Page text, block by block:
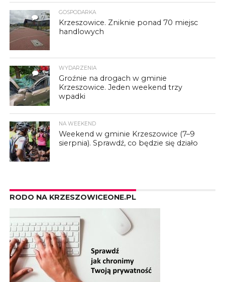
7
GOSPODARKA
Krzeszowice. Zniknie ponad 70 miejsc
handlowych
3
WYDARZENIA
Groźnie na drogach w gminie
Krzeszowice. Jeden weekend trzy
wpadki
NA WEEKEND
Weekend w gminie Krzeszowice (7–9
sierpnia). Sprawdź, co będzie się działo
RODO NA KRZESZOWICEONE.PL